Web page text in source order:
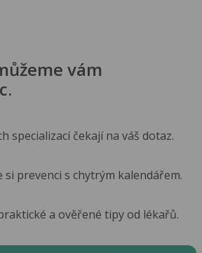
vám
specializací čekají na váš dotaz.
si prevenci s chytrým kalendářem.
a ověřené tipy od lékařů.